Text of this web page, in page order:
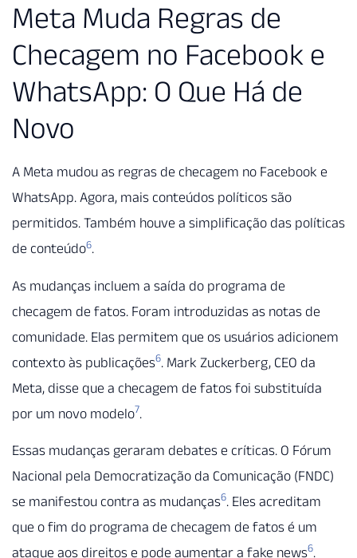
Meta Muda Regras de
Checagem no Facebook e
WhatsApp: O Que Há de
Novo
A Meta mudou as regras de checagem no Facebook e
WhatsApp. Agora, mais conteúdos políticos são
permitidos. Também houve a simplificação das políticas
de conteúdo6.
As mudanças incluem a saída do programa de
checagem de fatos. Foram introduzidas as notas de
comunidade. Elas permitem que os usuários adicionem
contexto às publicações6. Mark Zuckerberg, CEO da
Meta, disse que a checagem de fatos foi substituída
por um novo modelo7.
Essas mudanças geraram debates e críticas. O Fórum
Nacional pela Democratização da Comunicação (FNDC)
se manifestou contra as mudanças6. Eles acreditam
que o fim do programa de checagem de fatos é um
ataque aos direitos e pode aumentar a fake news6.